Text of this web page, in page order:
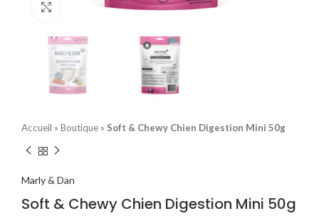
Click to enlarge
Accueil » Boutique » Soft & Chewy Chien Digestion Mini 50g
Marly & Dan
Soft & Chewy Chien Digestion Mini 50g